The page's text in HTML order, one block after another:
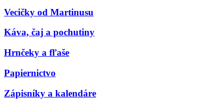
Vecičky od Martinusu
Káva, čaj a pochutiny
Hrnčeky a fľaše
Papiernictvo
Zápisníky a kalendáre